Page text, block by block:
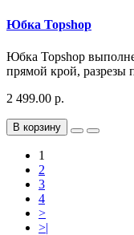
Юбка Topshop
Юбка Topshop
прямой крой, разрезы
2 499.00 р.
В корзину
1
2
3
4
>
>|